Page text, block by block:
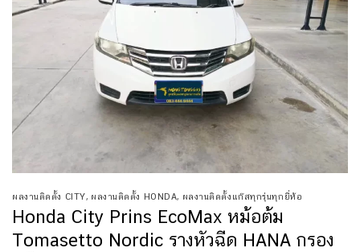
ผลงานติดตั้ง CITY, ผลงานติดตั้ง HONDA, ผลงานติดตั้งแก๊สทุกรุ่นทุกยี่ห้อ
Honda City Prins EcoMax หม้อต้ม
Tomasetto Nordic รางหัวฉีด HANA กรอง